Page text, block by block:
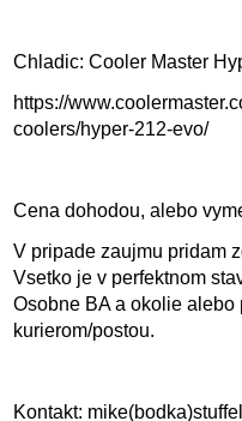
Chladic: Cooler Master
https://
coolers/hyper-212-evo/
Cena dohodou, alebo
V pripade zaujmu pridam
Vsetko je v perfektnom
Osobne BA a okolie
kurierom/postou.
Kontakt: